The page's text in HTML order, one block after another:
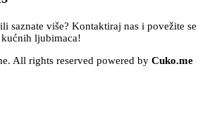
saznate više? Kontaktiraj nas i povežite se
ljubimaca!
All rights reserved powered by Cuko.me